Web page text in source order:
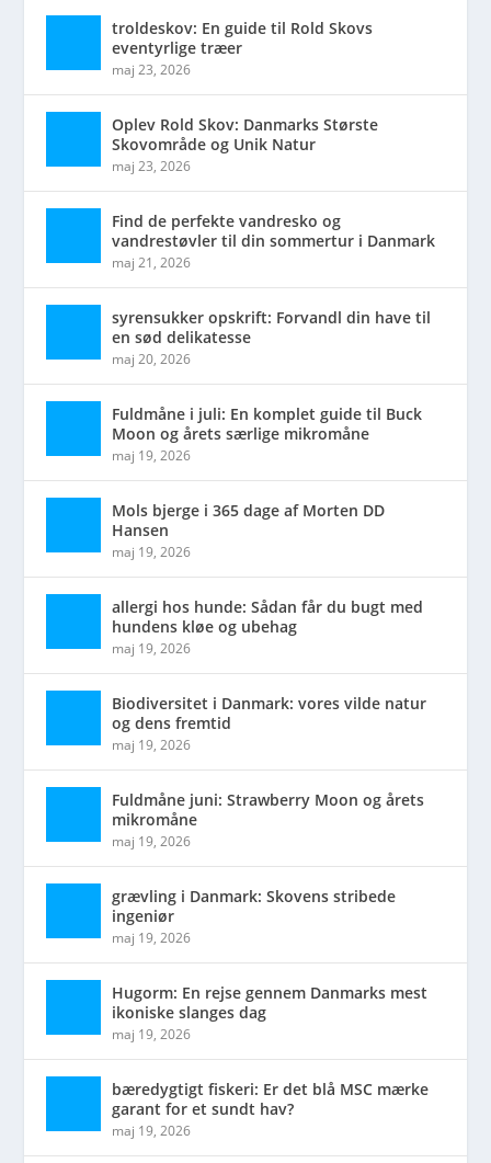
troldeskov: En guide til Rold Skovs
eventyrlige træer
maj 23, 2026
Oplev Rold Skov: Danmarks Største
Skovområde og Unik Natur
maj 23, 2026
Find de perfekte vandresko og
vandrestøvler til din sommertur i Danmark
maj 21, 2026
syrensukker opskrift: Forvandl din have til
en sød delikatesse
maj 20, 2026
Fuldmåne i juli: En komplet guide til Buck
Moon og årets særlige mikromåne
maj 19, 2026
Mols bjerge i 365 dage af Morten DD
Hansen
maj 19, 2026
allergi hos hunde: Sådan får du bugt med
hundens kløe og ubehag
maj 19, 2026
Biodiversitet i Danmark: vores vilde natur
og dens fremtid
maj 19, 2026
Fuldmåne juni: Strawberry Moon og årets
mikromåne
maj 19, 2026
grævling i Danmark: Skovens stribede
ingeniør
maj 19, 2026
Hugorm: En rejse gennem Danmarks mest
ikoniske slanges dag
maj 19, 2026
bæredygtigt fiskeri: Er det blå MSC mærke
garant for et sundt hav?
maj 19, 2026